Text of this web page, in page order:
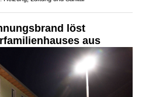
löst
aus